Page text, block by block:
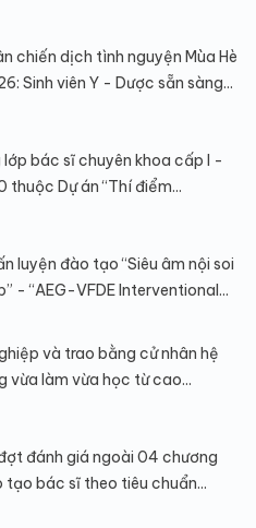
chiến dịch tình nguyện Mùa Hè
Sinh viên Y - Dược sẵn sàng...
lớp bác sĩ chuyên khoa cấp I -
thuộc Dự án “Thí điểm...
luyện đào tạo “Siêu âm nội soi
- “AEG-VFDE Interventional...
và trao bằng cử nhân hệ
vừa làm vừa học từ cao...
đánh giá ngoài 04 chương
tạo bác sĩ theo tiêu chuẩn...